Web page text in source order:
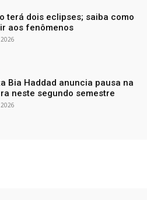
terá dois eclipses; saiba como
aos fenômenos
Bia Haddad anuncia pausa na
neste segundo semestre